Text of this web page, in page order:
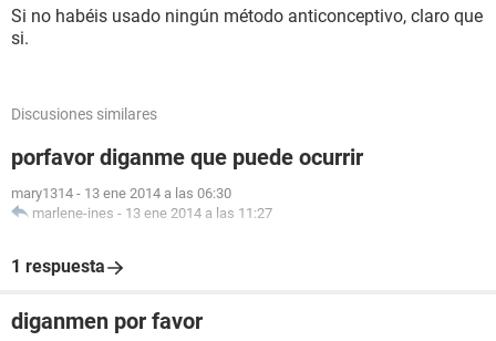
Si no habéis usado ningún método anticonceptivo, claro que
si.
Discusiones similares
porfavor diganme que puede ocurrir
mary1314 - 13 ene 2014 a las 06:30
marlene-ines - 13 ene 2014 a las 11:27
1 respuesta
diganmen por favor